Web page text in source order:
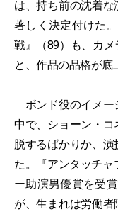
は、持ち前の沈着
著しく決定付けた
戦』（89）も、カ
と、作品の品格が底
ボンド役のイメー
中で、ショーン・コ
脱するばかりか、
た。『アンタッチャ
ー助演男優賞を受
が、生まれは労働